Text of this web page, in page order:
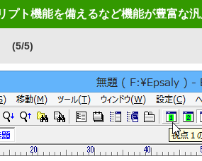
プト機能を備えるなど機能が豊富な
(5/5)